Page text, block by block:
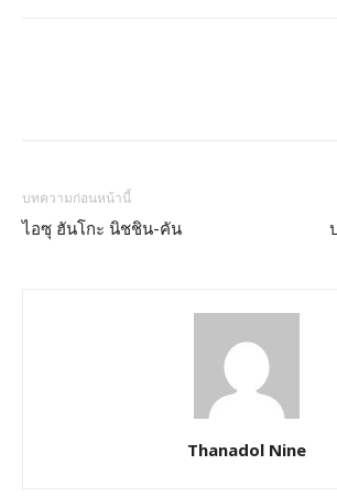
บทความก่อนหน้านี้
ไอซุ ฮันโกะ นิชชิน-คัน
Thanadol Nine